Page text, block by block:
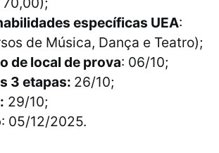
específicas UEA:
de Música, Dança e Teatro);
de local de prova: 06/10;
3 etapas: 26/10;
29/10;
: 05/12/2025.